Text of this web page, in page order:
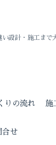
設計・施工ま
りの流れ 施
合せ